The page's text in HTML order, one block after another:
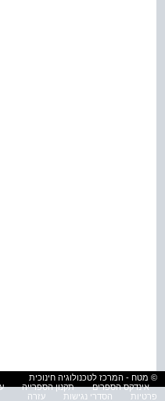
© מטח - המרכז לטכנולוגיה חינוכית
אינדקס הספרים
תקנון הספרייה
פרטיות
הסדרי נגישות עזרה